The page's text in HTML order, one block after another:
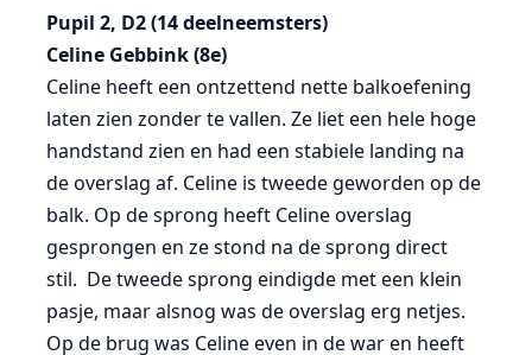
Pupil 2, D2 (14 deelneemsters)
Celine Gebbink (8e)
Celine heeft een ontzettend nette balkoefening
laten zien zonder te vallen. Ze liet een hele hoge
handstand zien en had een stabiele landing na
de overslag af. Celine is tweede geworden op de
balk. Op de sprong heeft Celine overslag
gesprongen en ze stond na de sprong direct
stil. De tweede sprong eindigde met een klein
pasje, maar alsnog was de overslag erg netjes.
Op de brug was Celine even in de war en heeft